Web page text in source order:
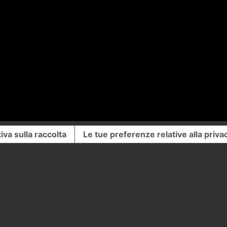
sulla raccolta Le tue preferenze relative alla